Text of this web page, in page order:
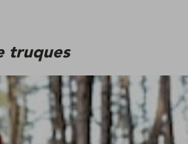
truques